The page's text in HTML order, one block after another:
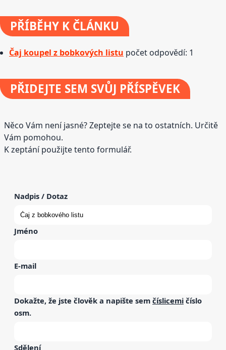
PŘÍBĚHY K ČLÁNKU
Čaj koupel z bobkových listu počet odpovědí: 1
PŘIDEJTE SEM SVŮJ PŘÍSPĚVEK
Něco Vám není jasné? Zeptejte se na to ostatních. Určitě
Vám pomohou.
K zeptání použijte tento formulář.
Nadpis / Dotaz
Jméno
E-mail
Dokažte, že jste člověk a napište sem číslicemi číslo
osm.
Sdělení